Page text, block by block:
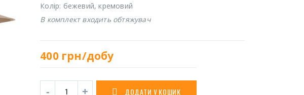
Колір: бежевий, кремовий
В комплект входить обтяжувач
400 грн/добу
ДОДАТИ У КОШИК